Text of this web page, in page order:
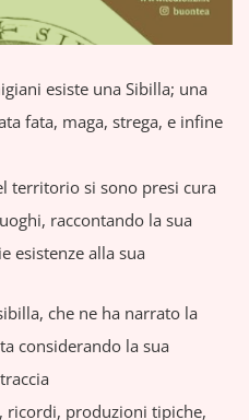
esiste una Sibilla; una
fata, maga, strega, e infine
territorio si sono presi cura
raccontando la sua
esistenze alla sua
che ne ha narrato la
considerando la sua
ricordi, produzioni tipiche,